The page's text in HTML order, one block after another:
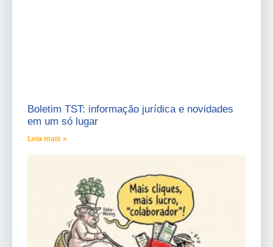
Boletim TST: informação jurídica e novidades
em um só lugar
Leia mais »